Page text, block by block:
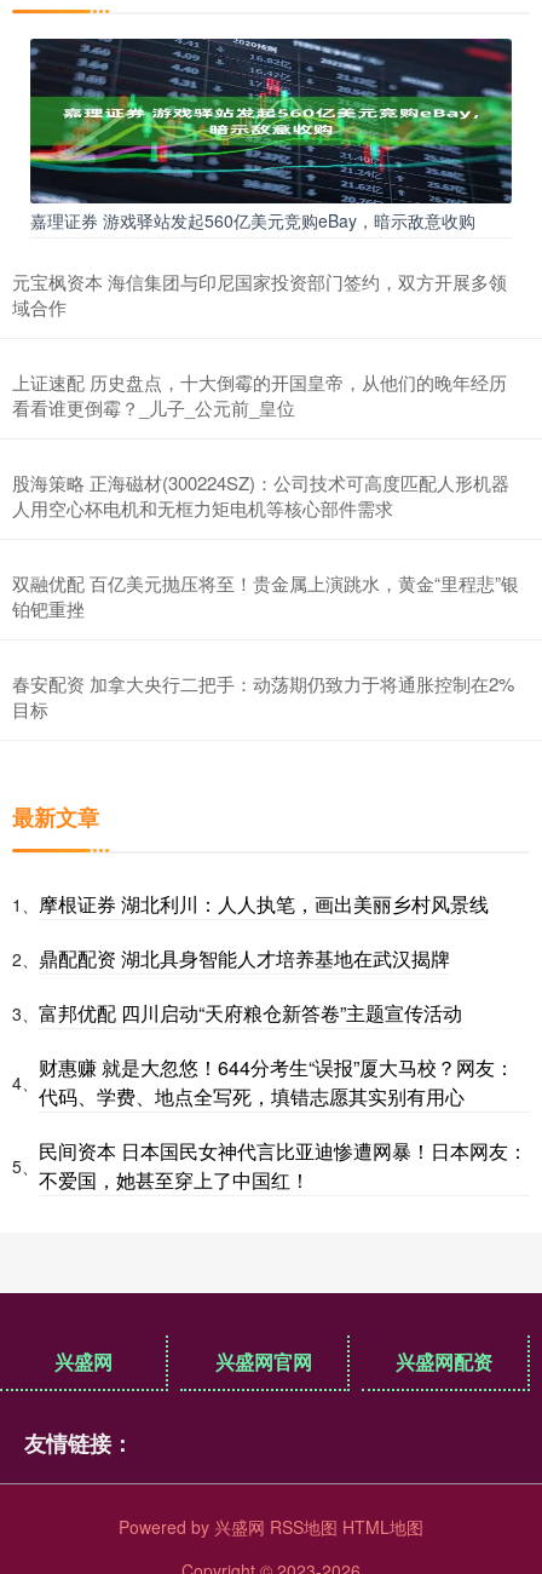
嘉理证券 游戏驿站发起560亿美元竞购eBay，暗示敌意收购
元宝枫资本 海信集团与印尼国家投资部门签约，双方开展多领
域合作
上证速配 历史盘点，十大倒霉的开国皇帝，从他们的晚年经历
看看谁更倒霉？_儿子_公元前_皇位
股海策略 正海磁材(300224SZ)：公司技术可高度匹配人形机器
人用空心杯电机和无框力矩电机等核心部件需求
双融优配 百亿美元抛压将至！贵金属上演跳水，黄金“里程悲”银
铂钯重挫
春安配资 加拿大央行二把手：动荡期仍致力于将通胀控制在2%
目标
最新文章
1、 摩根证券 湖北利川：人人执笔，画出美丽乡村风景线
2、 鼎配配资 湖北具身智能人才培养基地在武汉揭牌
3、 富邦优配 四川启动“天府粮仓新答卷”主题宣传活动
4、
财惠赚 就是大忽悠！644分考生“误报”厦大马校？网友：
代码、学费、地点全写死，填错志愿其实别有用心
5、
民间资本 日本国民女神代言比亚迪惨遭网暴！日本网友：
不爱国，她甚至穿上了中国红！
兴盛网 兴盛网官网 兴盛网配资
友情链接：
Powered by 兴盛网 RSS地图 HTML地图